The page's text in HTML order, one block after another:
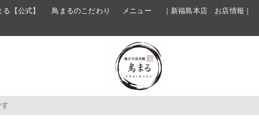
【公式】 鳥まるのこだわり メニュー ｜新福島本店 お店情報｜